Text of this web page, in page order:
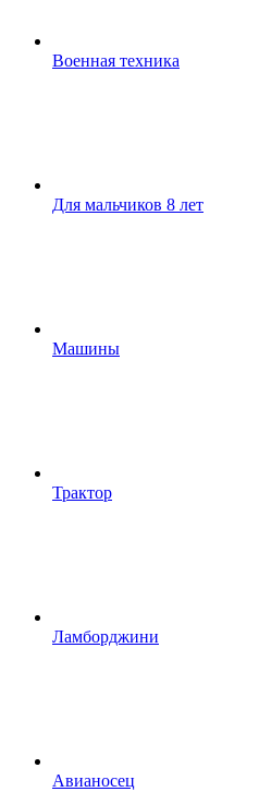
Военная техника
Для мальчиков 8 лет
Машины
Трактор
Ламборджини
Авианосец